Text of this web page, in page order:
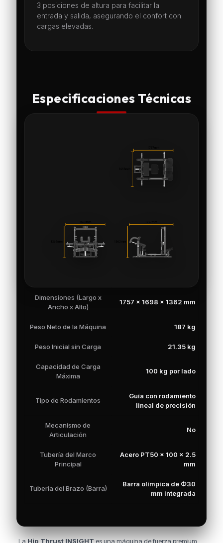
3 posiciones de altura para facilitar la
entrada y salida, asegurando el confort con
cargas elevadas.
Especificaciones Técnicas
Dimensiones (Largo x
Ancho x Alto)
1757 × 1698 × 1362 mm
Peso Neto de la Máquina 187 kg
Peso Inicial sin Carga 21.35 kg
Capacidad de Carga
Máxima
100 kg por lado
Tipo de Rodamientos
Guía con rodamiento
lineal de precisión
Mecanismo de
Articulación
No
Tubería del Marco
Principal
Acero PT50 × 100 × 2.5
mm
Tubería del Brazo (Barra)
Barra olímpica de Φ30
mm integrada
La Hip Thrust INSIGHT es una máquina de fuerza premium